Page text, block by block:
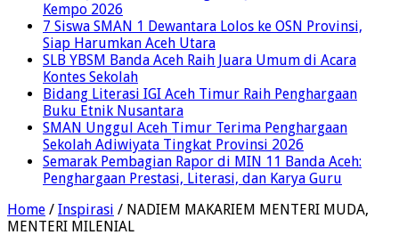
Kempo 2026
7 Siswa SMAN 1 Dewantara Lolos ke OSN Provinsi,
Siap Harumkan Aceh Utara
SLB YBSM Banda Aceh Raih Juara Umum di Acara
Kontes Sekolah
Bidang Literasi IGI Aceh Timur Raih Penghargaan
Buku Etnik Nusantara
SMAN Unggul Aceh Timur Terima Penghargaan
Sekolah Adiwiyata Tingkat Provinsi 2026
Semarak Pembagian Rapor di MIN 11 Banda Aceh:
Penghargaan Prestasi, Literasi, dan Karya Guru
Home / Inspirasi / NADIEM MAKARIEM MENTERI MUDA,
MENTERI MILENIAL